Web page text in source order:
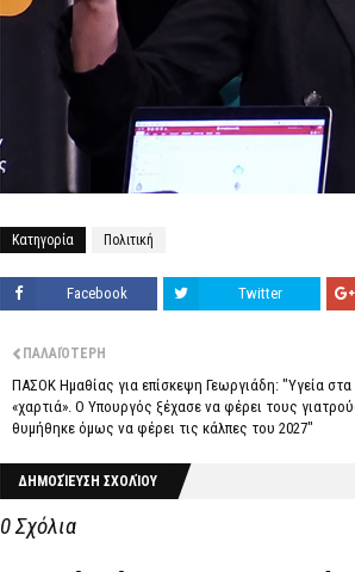
Κατηγορία Πολιτική
Facebook Twitter
ΠΑΛΑΙΌΤΕΡΗ
ΠΑΣΟΚ Ημαθίας για επίσκεψη Γεωργιάδη: "Υγεία στα
«χαρτιά». Ο Υπουργός ξέχασε να φέρει τους
θυμήθηκε όμως να φέρει τις κάλπες του 2027"
ΔΗΜΟΣΊΕΥΣΗ ΣΧΟΛΊΟΥ
0 Σχόλια